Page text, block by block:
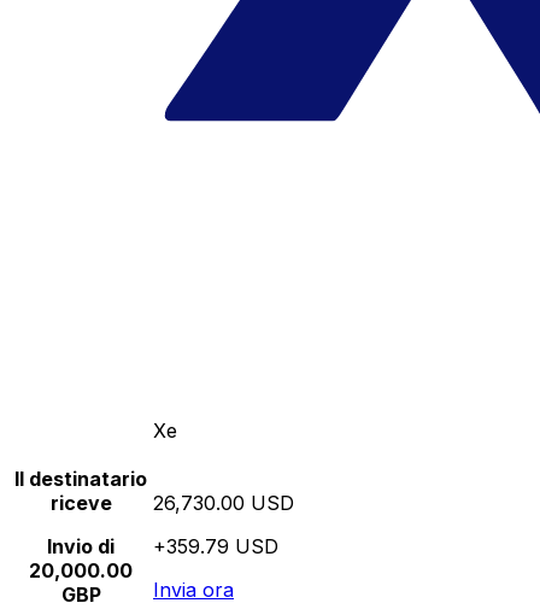
Xe
Il destinatario
riceve
Invio di
20,000.00
GBP
26,730.00 USD
+359.79 USD
Invia ora